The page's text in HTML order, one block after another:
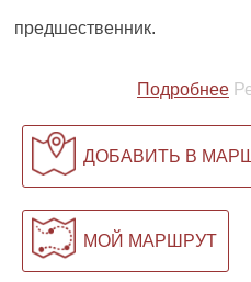
предшественник.
Подробнее
ДОБАВИТЬ В
МОЙ МАРШРУТ